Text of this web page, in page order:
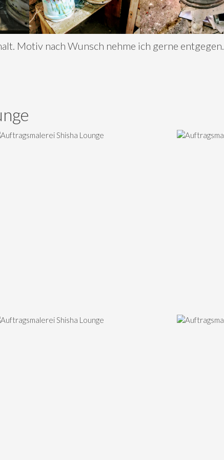
Motiv nach Wunsch nehme ich gerne entgegen.